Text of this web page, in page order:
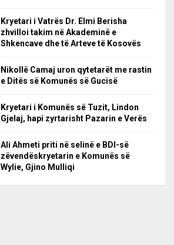
Kryetari i Vatrës Dr. Elmi Berisha
zhvilloi takim në Akademinë e
Shkencave dhe të Arteve të Kosovës
Nikollë Camaj uron qytetarët me rastin
e Ditës së Komunës së Gucisë
Kryetari i Komunës së Tuzit, Lindon
Gjelaj, hapi zyrtarisht Pazarin e Verës
Ali Ahmeti priti në selinë e BDI-së
zëvendëskryetarin e Komunës së
Wylie, Gjino Mulliqi